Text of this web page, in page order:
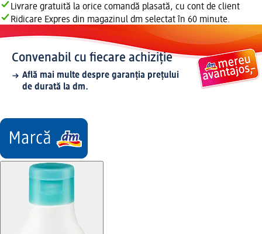
Livrare gratuită la orice comandă plasată, cu cont de client
Ridicare Expres din magazinul dm selectat în 60 minute.
Convenabil cu fiecare achiziție
Află mai multe despre garanția prețului
de durată la dm.